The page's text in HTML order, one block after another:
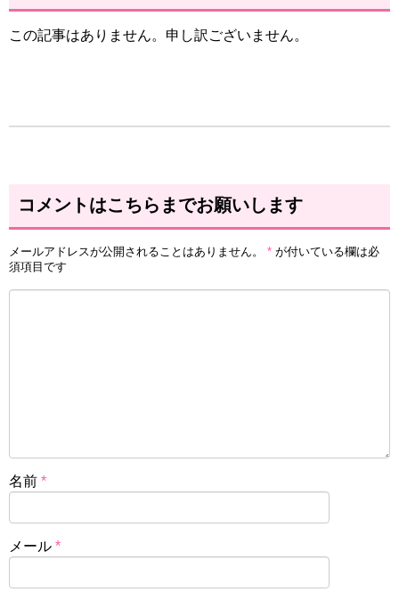
この記事はありません。申し訳ございません。
コメントはこちらまでお願いします
メールアドレスが公開されることはありません。 * が付いている欄は必
須項目です
名前 *
メール *